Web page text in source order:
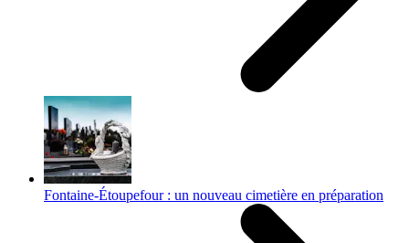
Fontaine-Étoupefour : un nouveau cimetière en préparation